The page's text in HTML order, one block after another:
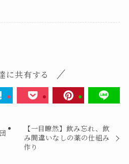
に共有する
【一目瞭然】飲み忘れ、飲
み間違いなしの薬の仕組み
作り